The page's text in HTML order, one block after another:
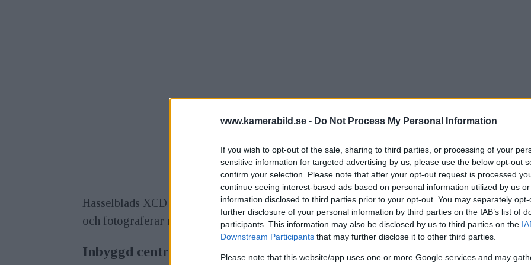
www.kamerabild.se - Do Not Process My Personal Information
If you wish to opt-out of the sale, sharing to third parties, or processing of your
sensitive information for targeted advertising by us, please use the below opt-out
confirm your selection. Please note that after your opt-out request is processed
continue seeing interest-based ads based on personal information utilized by us
information disclosed to third parties prior to your opt-out. You may separately
further disclosure of your personal information by third parties on the IAB’s list of
participants. This information may also be disclosed by us to third parties on the
Downstream Participants that may further disclose it to other third parties.
Please note that this website/app uses one or more Google services and may
Hasselblads XCD 21mm f/4 har enbrännviddsom motsvarar 17mm på en
och fotograferar man vid närgränsen blir avbildningsskalan 1:10.
Inbyggd centralslutare